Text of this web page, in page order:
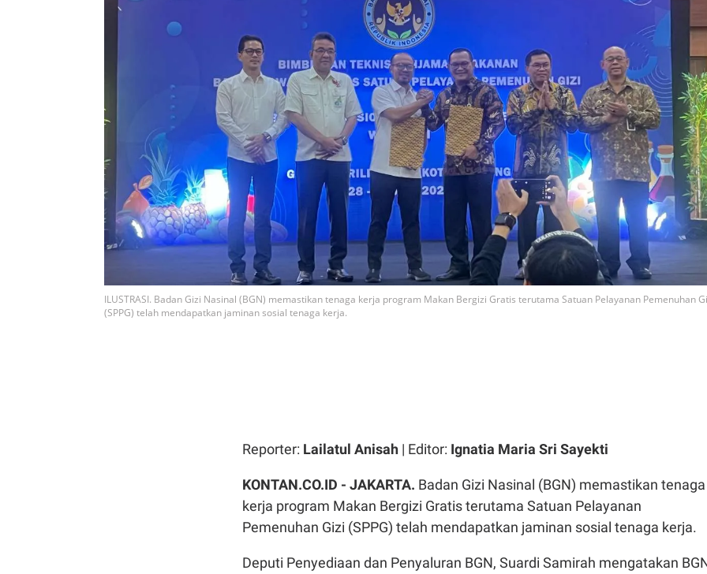
ILUSTRASI. Badan Gizi Nasinal (BGN) memastikan tenaga kerja program Makan Bergizi Gratis terutama Satuan Pelayanan Pemenuhan
(SPPG) telah mendapatkan jaminan sosial tenaga kerja.
Reporter: Lailatul Anisah | Editor: Ignatia Maria Sri Sayekti
KONTAN.CO.ID - JAKARTA. Badan Gizi Nasinal (BGN) memastikan tenaga
kerja program Makan Bergizi Gratis terutama Satuan Pelayanan
Pemenuhan Gizi (SPPG) telah mendapatkan jaminan sosial tenaga kerja.
Deputi Penyediaan dan Penyaluran BGN, Suardi Samirah mengatakan